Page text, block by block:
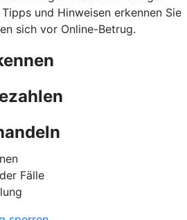
und Hinweisen erkennen Sie
sich vor Online-Betrug.
Fälle